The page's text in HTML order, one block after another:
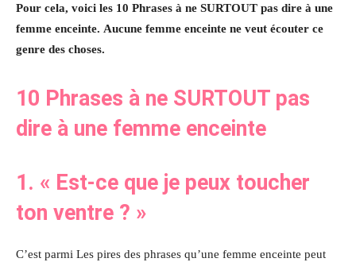
Pour cela, voici les 10 Phrases à ne SURTOUT pas dire à une
femme enceinte. Aucune femme enceinte ne veut écouter ce
genre des choses.
10 Phrases à ne SURTOUT pas
dire à une femme enceinte
1. « Est-ce que je peux toucher
ton ventre ? »
C’est parmi Les pires des phrases qu’une femme enceinte peut